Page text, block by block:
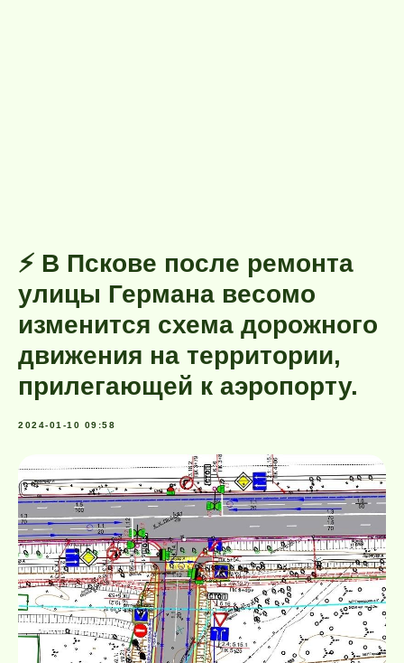
⚡️ В Пскове после ремонта
улицы Германа весомо
изменится схема дорожного
движения на территории,
прилегающей к аэропорту.
2024-01-10 09:58